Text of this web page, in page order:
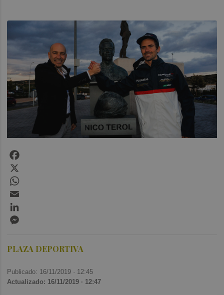
PLAZA DEPORTIVA
Publicado: 16/11/2019 · 12:45
Actualizado: 16/11/2019 · 12:47